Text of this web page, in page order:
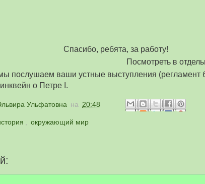
Спасибо, ребята, за работу!
Посмотреть в
послушаем ваши устные выступления (регламент
о Петре I.
Ульфатовна на 20:48
окружающий мир